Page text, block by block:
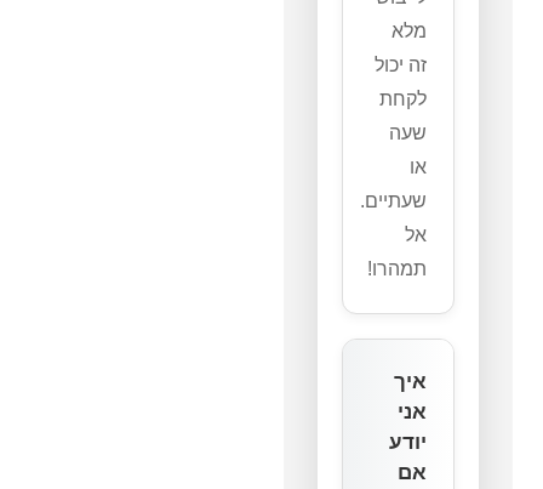
מלא
זה יכול
לקחת
שעה
או
שעתיים.
אל
תמהרו!
איך
אני
יודע
אם